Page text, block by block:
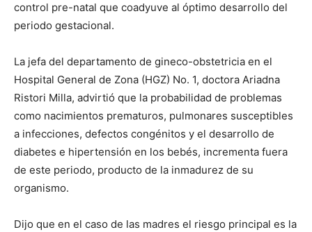
control pre-natal que coadyuve al óptimo desarrollo del
periodo gestacional.
La jefa del departamento de gineco-obstetricia en el
Hospital General de Zona (HGZ) No. 1, doctora Ariadna
Ristori Milla, advirtió que la probabilidad de problemas
como nacimientos prematuros, pulmonares susceptibles
a infecciones, defectos congénitos y el desarrollo de
diabetes e hipertensión en los bebés, incrementa fuera
de este periodo, producto de la inmadurez de su
organismo.
Dijo que en el caso de las madres el riesgo principal es la